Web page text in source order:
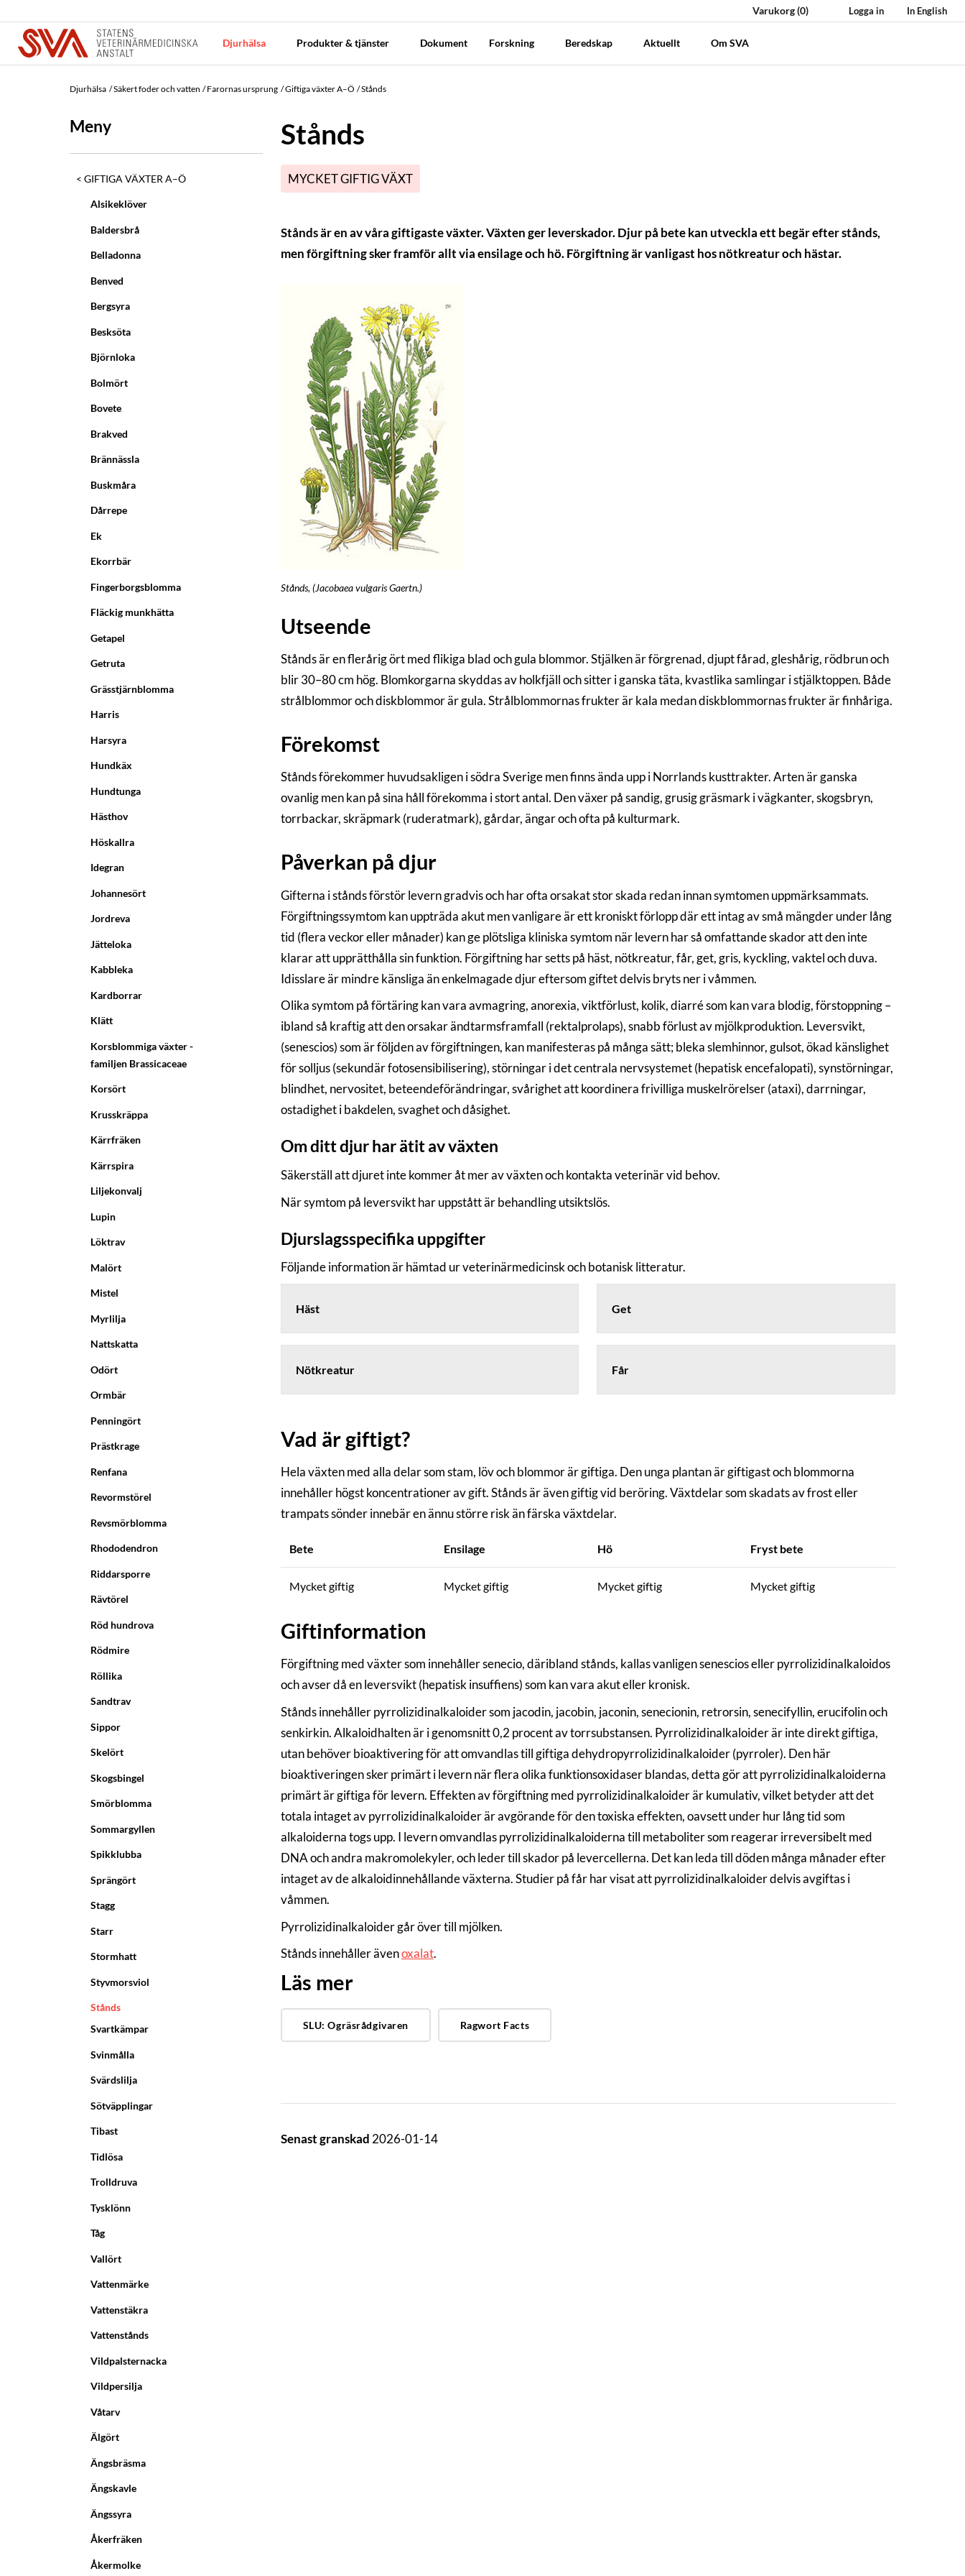
Varukorg(0) Logga in In English
Djurhälsa Produkter & tjänster Dokument Forskning Beredskap Aktuellt Om SVA
Djurhälsa Säkert foder och vatten Farornas ursprung Giftiga växter A–Ö Stånds
Meny
GIFTIGA VÄXTER A–Ö
Alsikeklöver
Baldersbrå
Belladonna
Benved
Bergsyra
Besksöta
Björnloka
Bolmört
Bovete
Brakved
Brännässla
Buskmåra
Dårrepe
Ek
Ekorrbär
Fingerborgsblomma
Fläckig munkhätta
Getapel
Getruta
Grässtjärnblomma
Harris
Harsyra
Hundkäx
Hundtunga
Hästhov
Höskallra
Idegran
Johannesört
Jordreva
Jätteloka
Kabbleka
Kardborrar
Klätt
Korsblommiga växter -
familjen Brassicaceae
Korsört
Krusskräppa
Kärrfräken
Kärrspira
Liljekonvalj
Lupin
Löktrav
Malört
Mistel
Myrlilja
Nattskatta
Odört
Ormbär
Penningört
Prästkrage
Renfana
Revormstörel
Revsmörblomma
Rhododendron
Riddarsporre
Rävtörel
Röd hundrova
Rödmire
Röllika
Sandtrav
Sippor
Skelört
Skogsbingel
Smörblomma
Sommargyllen
Spikklubba
Sprängört
Stagg
Starr
Stormhatt
Styvmorsviol
Stånds
Svartkämpar
Svinmålla
Svärdslilja
Sötväpplingar
Tibast
Tidlösa
Trolldruva
Tysklönn
Tåg
Vallört
Vattenmärke
Vattenstäkra
Vattenstånds
Vildpalsternacka
Vildpersilja
Våtarv
Älgört
Ängsbräsma
Ängskavle
Ängssyra
Åkerfräken
Åkermolke
Stånds
MYCKET GIFTIG VÄXT
Stånds är en av våra giftigaste växter. Växten ger leverskador. Djur på bete kan utveckla ett begär efter stånds,
men förgiftning sker framför allt via ensilage och hö. Förgiftning är vanligast hos nötkreatur och hästar.
Stånds, (Jacobaea vulgaris Gaertn.)
Utseende
Stånds är en flerårig ört med flikiga blad och gula blommor. Stjälken är förgrenad, djupt fårad, gleshårig, rödbrun och
blir 30–80 cm hög. Blomkorgarna skyddas av holkfjäll och sitter i ganska täta, kvastlika samlingar i stjälktoppen. Både
strålblommor och diskblommor är gula. Strålblommornas frukter är kala medan diskblommornas frukter är finhåriga.
Förekomst
Stånds förekommer huvudsakligen i södra Sverige men finns ända upp i Norrlands kusttrakter. Arten är ganska
ovanlig men kan på sina håll förekomma i stort antal. Den växer på sandig, grusig gräsmark i vägkanter, skogsbryn,
torrbackar, skräpmark (ruderatmark), gårdar, ängar och ofta på kulturmark.
Påverkan på djur
Gifterna i stånds förstör levern gradvis och har ofta orsakat stor skada redan innan symtomen uppmärksammats.
Förgiftningssymtom kan uppträda akut men vanligare är ett kroniskt förlopp där ett intag av små mängder under lång
tid (flera veckor eller månader) kan ge plötsliga kliniska symtom när levern har så omfattande skador att den inte
klarar att upprätthålla sin funktion. Förgiftning har setts på häst, nötkreatur, får, get, gris, kyckling, vaktel och duva.
Idisslare är mindre känsliga än enkelmagade djur eftersom giftet delvis bryts ner i våmmen.
Olika symtom på förtäring kan vara avmagring, anorexia, viktförlust, kolik, diarré som kan vara blodig, förstoppning –
ibland så kraftig att den orsakar ändtarmsframfall (rektalprolaps), snabb förlust av mjölkproduktion. Leversvikt,
(senescios) som är följden av förgiftningen, kan manifesteras på många sätt; bleka slemhinnor, gulsot, ökad känslighet
för solljus (sekundär fotosensibilisering), störningar i det centrala nervsystemet (hepatisk encefalopati), synstörningar,
blindhet, nervositet, beteendeförändringar, svårighet att koordinera frivilliga muskelrörelser (ataxi), darrningar,
ostadighet i bakdelen, svaghet och dåsighet.
Om ditt djur har ätit av växten
Säkerställ att djuret inte kommer åt mer av växten och kontakta veterinär vid behov.
När symtom på leversvikt har uppstått är behandling utsiktslös.
Djurslagsspecifika uppgifter
Följande information är hämtad ur veterinärmedicinsk och botanisk litteratur.
Häst
Nötkreatur
Get
Får
Vad är giftigt?
Hela växten med alla delar som stam, löv och blommor är giftiga. Den unga plantan är giftigast och blommorna
innehåller högst koncentrationer av gift. Stånds är även giftig vid beröring. Växtdelar som skadats av frost eller
trampats sönder innebär en ännu större risk än färska växtdelar.
Bete Ensilage Hö Fryst bete
Mycket giftig Mycket giftig Mycket giftig Mycket giftig
Giftinformation
Förgiftning med växter som innehåller senecio, däribland stånds, kallas vanligen senescios eller pyrrolizidinalkaloidos
och avser då en leversvikt (hepatisk insuffiens) som kan vara akut eller kronisk.
Stånds innehåller pyrrolizidinalkaloider som jacodin, jacobin, jaconin, senecionin, retrorsin, senecifyllin, erucifolin och
senkirkin. Alkaloidhalten är i genomsnitt 0,2 procent av torrsubstansen. Pyrrolizidinalkaloider är inte direkt giftiga,
utan behöver bioaktivering för att omvandlas till giftiga dehydropyrrolizidinalkaloider (pyrroler). Den här
bioaktiveringen sker primärt i levern när flera olika funktionsoxidaser blandas, detta gör att pyrrolizidinalkaloiderna
primärt är giftiga för levern. Effekten av förgiftning med pyrrolizidinalkaloider är kumulativ, vilket betyder att det
totala intaget av pyrrolizidinalkaloider är avgörande för den toxiska effekten, oavsett under hur lång tid som
alkaloiderna togs upp. I levern omvandlas pyrrolizidinalkaloiderna till metaboliter som reagerar irreversibelt med
DNA och andra makromolekyler, och leder till skador på levercellerna. Det kan leda till döden många månader efter
intaget av de alkaloidinnehållande växterna. Studier på får har visat att pyrrolizidinalkaloider delvis avgiftas i
våmmen.
Pyrrolizidinalkaloider går över till mjölken.
Stånds innehåller ävenoxalat.
Läs mer
SLU: Ogräsrådgivaren Ragwort Facts
Senast granskad 2026-01-14